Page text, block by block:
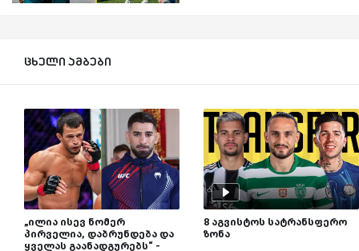
ცხელი ამბები
„ილია ისევ ნომერ
პირველია, დაბრუნდება და
ყველას გაანადგურებს“ -
8 აგვისტოს სატრანსფერო
ზონა